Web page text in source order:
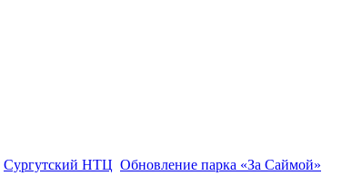
Сургутский НТЦ Обновление парка «За Саймой»